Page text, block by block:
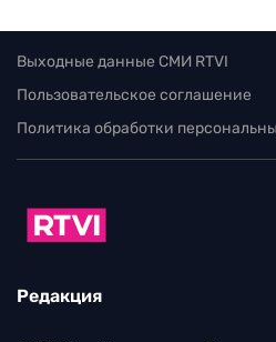
Выходные данные СМИ RTVI
Пользовательское соглашение
Политика обработки
Редакция